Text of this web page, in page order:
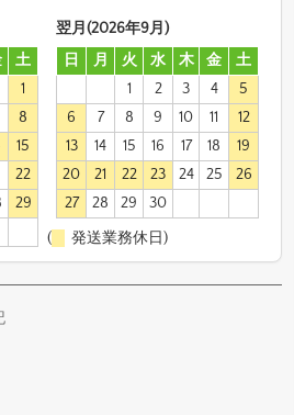
土
1
8
15
22
29
翌月(2026年9月)
日
月 火 水 木 金
土
1
2 3 4
5
6
7 8 9 10 11
12
13
14 15 16 17 18
19
20
21 22 23 24 25
26
27
28 29 30
( 発送業務休日)